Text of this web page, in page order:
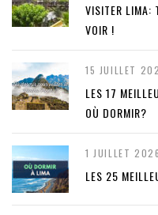
VISITER LIMA:
VOIR !
15 JUILLET
LES 17
OÙ DORMIR?
1 JUILLET 2026
LES 25